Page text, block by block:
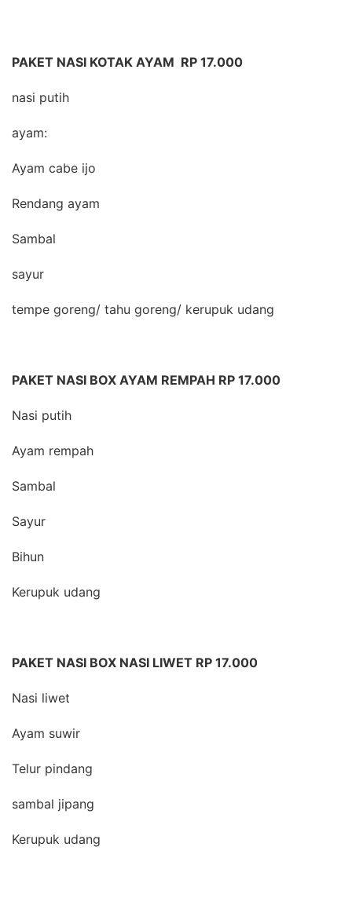
PAKET NASI KOTAK AYAM RP 17.000
nasi putih
ayam:
Ayam cabe ijo
Rendang ayam
Sambal
sayur
tempe goreng/ tahu goreng/ kerupuk udang
PAKET NASI BOX AYAM REMPAH RP 17.000
Nasi putih
Ayam rempah
Sambal
Sayur
Bihun
Kerupuk udang
PAKET NASI BOX NASI LIWET RP 17.000
Nasi liwet
Ayam suwir
Telur pindang
sambal jipang
Kerupuk udang